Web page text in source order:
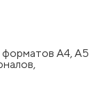
форматов А4, А5